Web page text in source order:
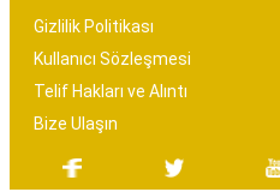
Gizlilik Politikası
Kullanıcı Sözleşmesi
Telif Hakları ve Alıntı
Bize Ulaşın